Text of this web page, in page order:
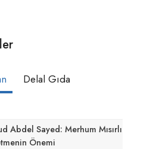
Delal Gıda
Abdel Sayed: Merhum Mısırlı
Önemi